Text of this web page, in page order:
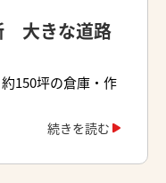
大きな道路
150坪の倉庫・作
続きを読む